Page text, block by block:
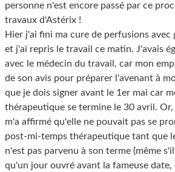
personne n'est encore passé par ce
travaux d'Astérix !
Hier j'ai fini ma cure de perfusions avec
et j'ai repris le travail ce matin. J'avais
avec le médecin du travail, car mon
de son avis pour préparer l'avenant à
que je dois signer avant le 1er mai car
thérapeutique se termine le 30 avril. Or,
m'a affirmé qu'elle ne pouvait pas se
post-mi-temps thérapeutique tant que
n'est pas parvenu à son terme (même
qu'un jour ouvré avant la fameuse date,